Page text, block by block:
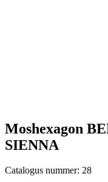
Moshexagon
SIENNA
Catalogus nummer: 28